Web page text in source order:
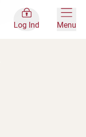
Log Ind Menu